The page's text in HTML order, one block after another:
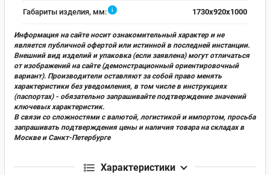
Габариты изделия, мм: i 1730x920x1000
Информация на сайте носит ознакомительный характер и не
является публичной офертой или истинной в последней инстанции.
Внешний вид изделий и упаковка (если заявлена) могут отличаться
от изображений на сайте (демонстрационный ориентировочный
вариант). Производители оставляют за собой право менять
характеристики без уведомления, в том числе в инструкциях
(паспортах) - обязательно запрашивайте подтверждение значений
ключевых характеристик.
В связи со сложностями с валютой, логистикой и импортом, просьба
запрашивать подтверждения цены и наличия товара на складах в
Москве и Санкт-Петербурге
Характеристики